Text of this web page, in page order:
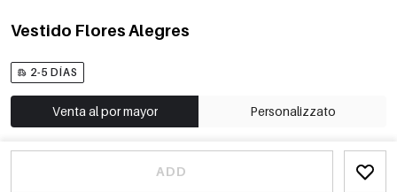
Vestido Flores Alegres
2-5 DÍAS
Venta al por mayor Personalizzato
ADD